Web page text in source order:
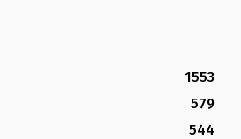
1553
579
544